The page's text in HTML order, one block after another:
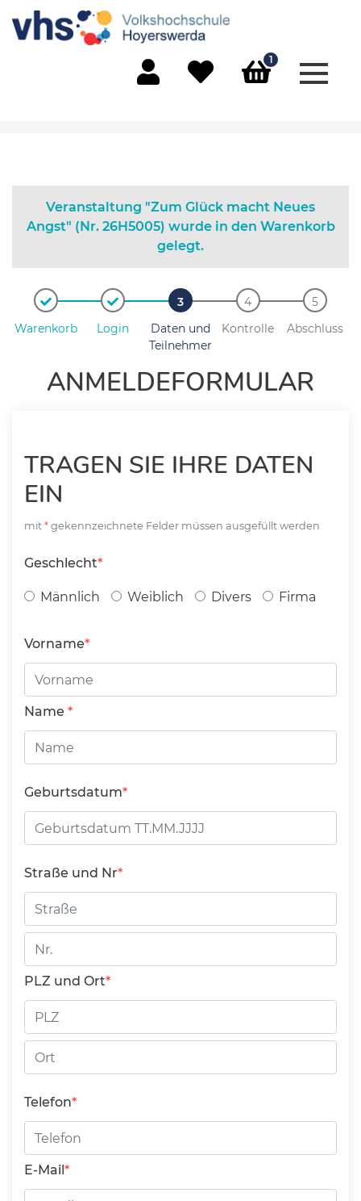
1
Veranstaltung "Zum Glück macht Neues
Angst" (Nr. 26H5005) wurde in den Warenkorb
gelegt.
Warenkorb Login
Daten und
Teilnehmer
Kontrolle Abschluss
ANMELDEFORMULAR
TRAGEN SIE IHRE DATEN
EIN
mit gekennzeichnete Felder müssen ausgefüllt werden
Geschlecht
Männlich Weiblich Divers Firma
Vorname
Name
Geburtsdatum
Straße und Nr
Straße
Hausnummer
PLZ und Ort
PLZ
Ort
Telefon
E-Mail